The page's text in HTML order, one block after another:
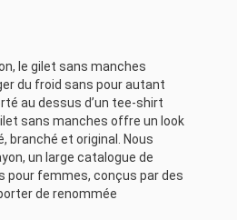
le gilet sans manches
du froid sans pour autant
au dessus d’un tee-shirt
sans manches offre un look
branché et original. Nous
un large catalogue de
pour femmes, conçus par des
de renommée